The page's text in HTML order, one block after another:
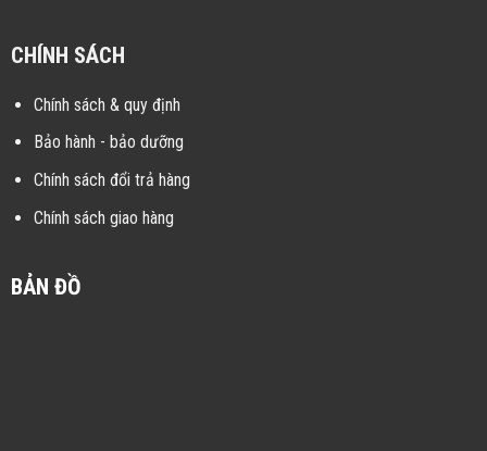
CHÍNH SÁCH
Chính sách & quy định
Bảo hành - bảo dưỡng
Chính sách đổi trả hàng
Chính sách giao hàng
BẢN ĐỒ